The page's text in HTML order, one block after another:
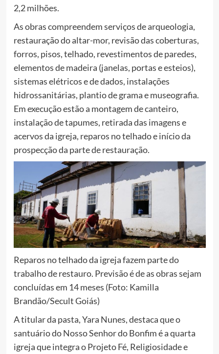
2,2 milhões.
As obras compreendem serviços de arqueologia,
restauração do altar-mor, revisão das coberturas,
forros, pisos, telhado, revestimentos de paredes,
elementos de madeira (janelas, portas e esteios),
sistemas elétricos e de dados, instalações
hidrossanitárias, plantio de grama e museografia.
Em execução estão a montagem de canteiro,
instalação de tapumes, retirada das imagens e
acervos da igreja, reparos no telhado e início da
prospecção da parte de restauração.
Reparos no telhado da igreja fazem parte do
trabalho de restauro. Previsão é de as obras sejam
concluídas em 14 meses (Foto: Kamilla
Brandão/Secult Goiás)
A titular da pasta, Yara Nunes, destaca que o
santuário do Nosso Senhor do Bonfim é a quarta
igreja que integra o Projeto Fé, Religiosidade e